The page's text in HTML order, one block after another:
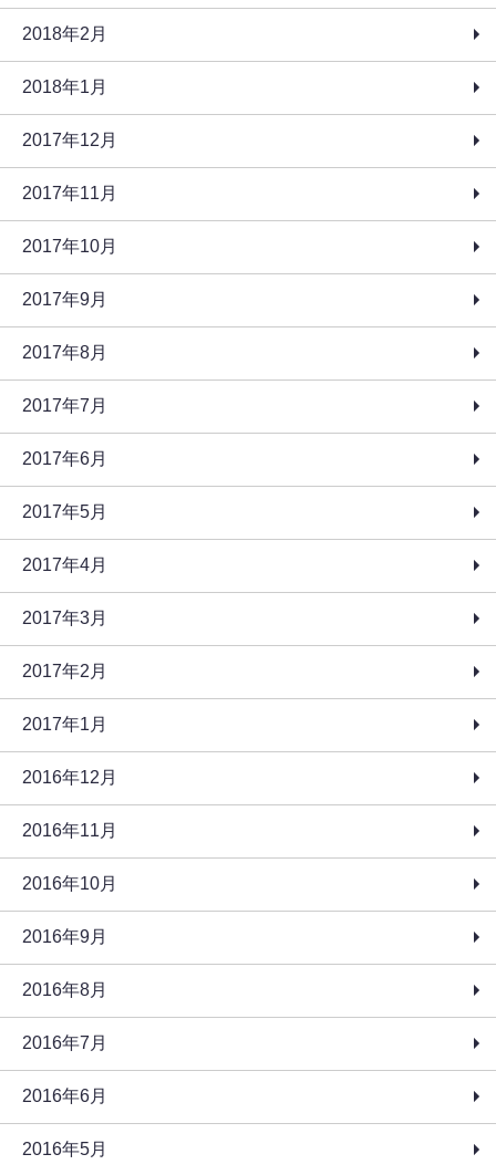
2018年2月
2018年1月
2017年12月
2017年11月
2017年10月
2017年9月
2017年8月
2017年7月
2017年6月
2017年5月
2017年4月
2017年3月
2017年2月
2017年1月
2016年12月
2016年11月
2016年10月
2016年9月
2016年8月
2016年7月
2016年6月
2016年5月